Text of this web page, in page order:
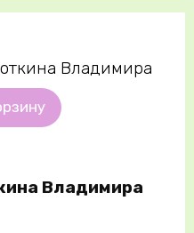
Владимира